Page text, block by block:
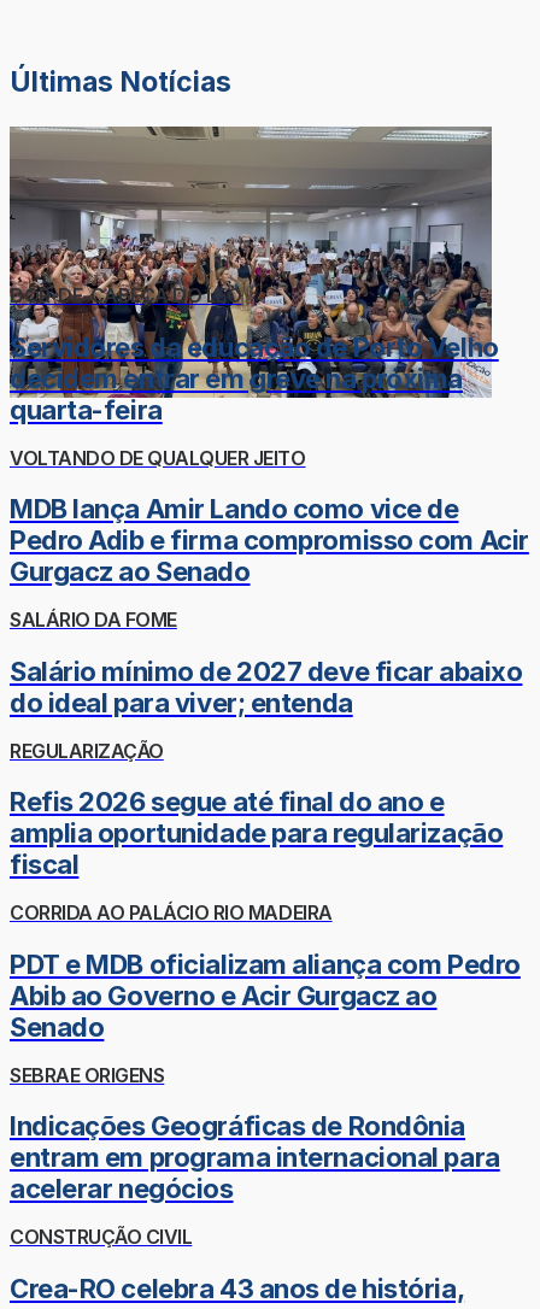
Últimas Notícias
DOR-DE-CABEÇA DO LÉO
Servidores da educação de Porto Velho
decidem entrar em greve na próxima
quarta-feira
VOLTANDO DE QUALQUER JEITO
MDB lança Amir Lando como vice de
Pedro Adib e firma compromisso com Acir
Gurgacz ao Senado
SALÁRIO DA FOME
Salário mínimo de 2027 deve ficar abaixo
do ideal para viver; entenda
REGULARIZAÇÃO
Refis 2026 segue até final do ano e
amplia oportunidade para regularização
fiscal
CORRIDA AO PALÁCIO RIO MADEIRA
PDT e MDB oficializam aliança com Pedro
Abib ao Governo e Acir Gurgacz ao
Senado
SEBRAE ORIGENS
Indicações Geográficas de Rondônia
entram em programa internacional para
acelerar negócios
CONSTRUÇÃO CIVIL
Crea-RO celebra 43 anos de história,